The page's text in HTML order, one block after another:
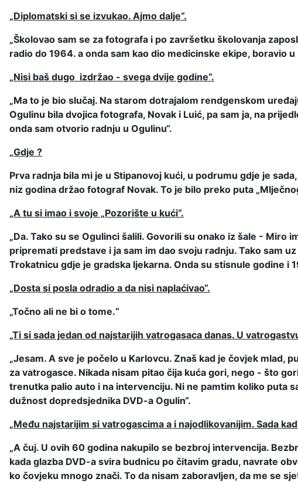
„Diplomatski si se izvukao. Ajmo dalje“.
„Školovao sam se za fotografa i po završetku školovanja
radio do 1964. a onda sam kao dio medicinske ekipe, boravio
„Nisi baš dugo izdržao - svega dvije godine“.
„Ma to je bio slučaj. Na starom dotrajalom rendgenskom
Ogulinu bila dvojica fotografa, Novak i Luić, pa sam ja, na
onda sam otvorio radnju u Ogulinu“.
„Gdje ?
Prva radnja bila mi je u Stipanovoj kući, u podrumu gdje je
niz godina držao fotograf Novak. To je bilo preko puta
„A tu si imao i svoje „Pozorište u kući“.
„Da. Tako su se Ogulinci šalili. Govorili su onako iz šale - Miro
pripremati predstave i ja sam im dao svoju radnju. Tako sam
Trokatnicu gdje je gradska ljekarna. Onda su stisnule godine i
„Dosta si posla odradio a da nisi naplaćivao“.
„Točno ali ne bi o tome.“
„Ti si sada jedan od najstarijih vatrogasaca danas. U
„Jesam. A sve je počelo u Karlovcu. Znaš kad je čovjek mlad,
za vatrogasce. Nikada nisam pitao čija kuća gori, nego - što
trenutka palio auto i na intervenciju. Ni ne pamtim koliko puta
dužnost dopredsjednika DVD-a Ogulin“.
„Među najstarijim si vatrogascima a i najodlikovanijim. Sada
„A čuj. U ovih 60 godina nakupilo se bezbroj intervencija.
kada glazba DVD-a svira budnicu po čitavim gradu, navrate
ko čovjeku mnogo znači. To da nisam zaboravljen, da me se